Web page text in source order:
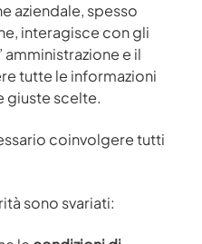
aziendale, spesso
interagisce con gli
amministrazione e il
tutte le informazioni
giuste scelte.
coinvolgere tutti
sono svariati: